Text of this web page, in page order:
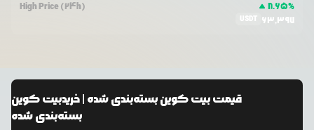
High Price (24h) 8.65%
USDT 63,397
قیمتبیت کوین بسته‌بندی شده | خریدبیت کوین
بسته‌بندی شده